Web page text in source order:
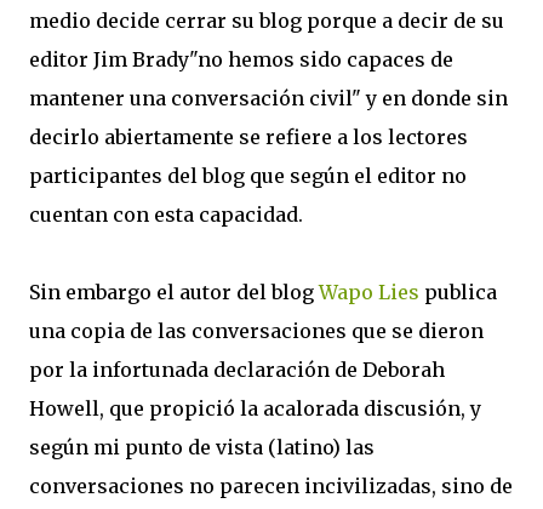
medio decide cerrar su blog porque a decir de su
editor Jim Brady"no hemos sido capaces de
mantener una conversación civil" y en donde sin
decirlo abiertamente se refiere a los lectores
participantes del blog que según el editor no
cuentan con esta capacidad.
Sin embargo el autor del blogWapo Lies publica
una copia de las conversaciones que se dieron
por la infortunada declaración de Deborah
Howell, que propició la acalorada discusión, y
según mi punto de vista (latino) las
conversaciones no parecen incivilizadas, sino de